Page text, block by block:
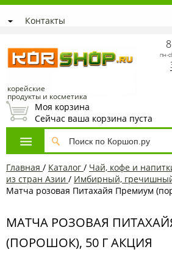
Контакты
корейские
продукты и косметика
пн-
Моя корзина
Сейчас ваша корзина пуста
Главная / Каталог / Чай, кофе и
из стран Азии / Имбирный,
Матча розовая Питахайя Премиум
МАТЧА РОЗОВАЯ
(ПОРОШОК), 50 Г АКЦИЯ